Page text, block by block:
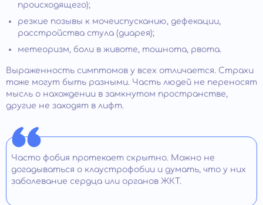
происходящего);
резкие позывы к мочеиспусканию, дефекации,
расстройства стула (диарея);
метеоризм, боли в животе, тошнота, рвота.
Выраженность симптомов у всех отличается. Страхи
тоже могут быть разными. Часть людей не переносят
мысль о нахождении в замкнутом пространстве,
другие не заходят в лифт.
Часто фобия протекает скрытно. Можно не
догадываться о клаустрофобии и думать, что у них
заболевание сердца или органов ЖКТ.